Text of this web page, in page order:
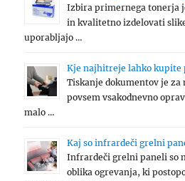
Izbira primernega tonerja
in kvalitetno izdelovati
uporabljajo …
Kje najhitreje lahko kupite
Tiskanje dokumentov je za
povsem vsakodnevno
malo …
Kaj so infrardeči grelni
Infrardeči grelni paneli so
oblika ogrevanja, ki